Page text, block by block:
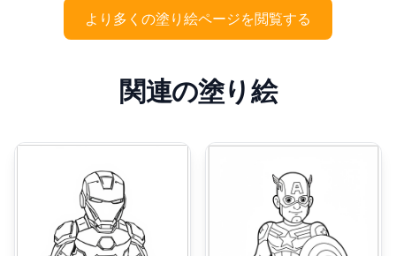
より多くの塗り絵ページを閲覧する
関連の塗り絵